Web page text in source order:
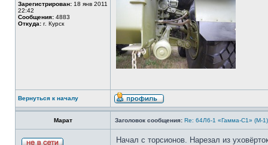
Зарегистрирован: 18 янв 2011
22:42
Сообщения: 4883
Откуда: г. Курск
Вернуться к началу
Марат Заголовок сообщения: Re: 64Л6-1 «Гамма-С1» (М-
Начал с торсионов. Нарезал из